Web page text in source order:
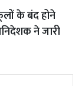
के बंद होने
ने जारी